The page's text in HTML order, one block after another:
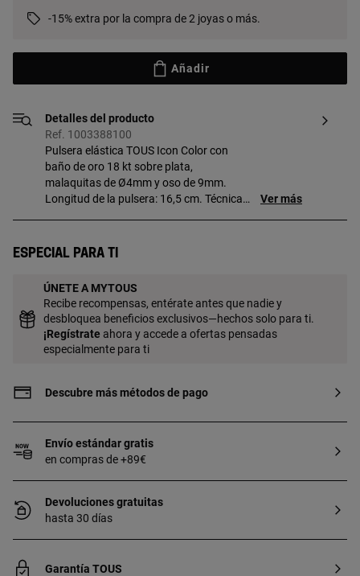
-15% extra por la compra de 2 joyas o más.
Añadir
Detalles del producto
Ref. 1003388100
Pulsera elástica TOUS Icon Color con
baño de oro 18 kt sobre plata,
malaquitas de Ø4mm y oso de 9mm.
Longitud de la pulsera: 16,5 cm. Técnica
baño de oro de 18 a 23 kt y 3 micras de
mayor durabilidad de la joya.
Ver más
Especial para ti
ÚNETE A MYTOUS
Recibe recompensas, entérate antes que nadie y
desbloquea beneficios exclusivos—hechos solo para ti.
¡Regístrate ahora y accede a ofertas pensadas
especialmente para ti
Descubre más métodos de pago
Envío estándar gratis
en compras de +89€
Devoluciones gratuitas
hasta 30 días
Garantía TOUS